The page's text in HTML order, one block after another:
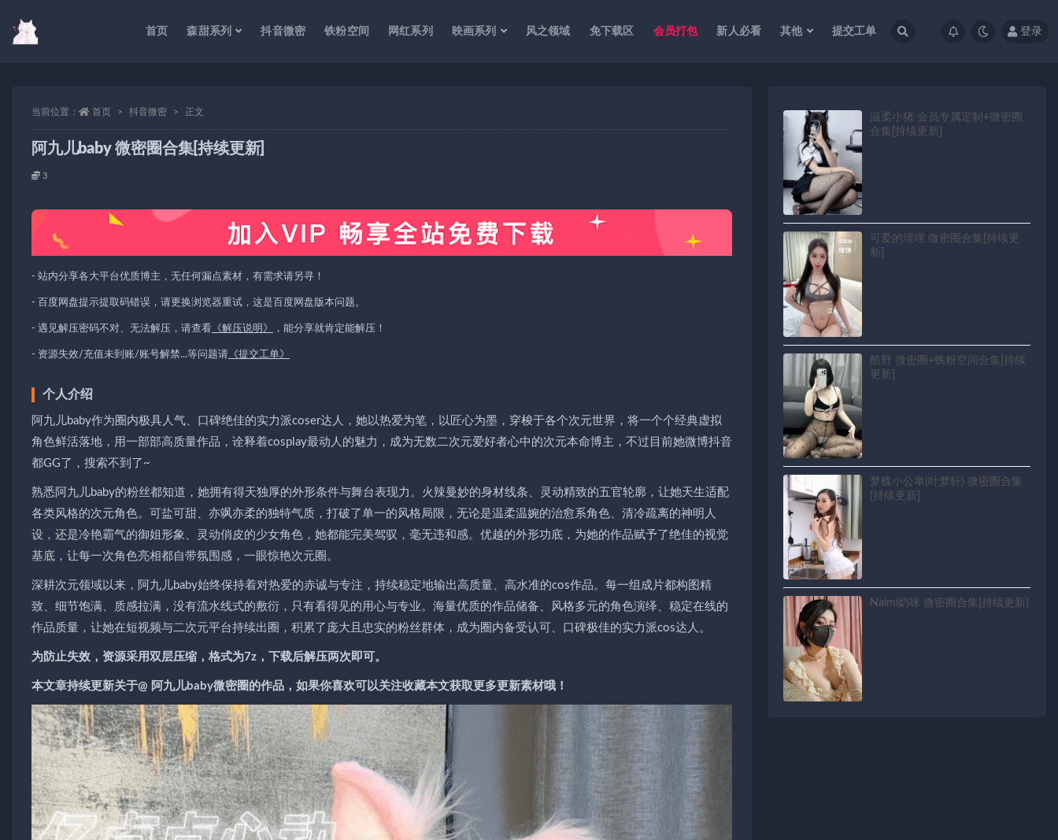
首页 森甜系列 抖音微密 铁粉空间 网红系列 映画系列 风之领域 免下载区 会员打包 新人必看 其他 提交工单 登录
当前位置： 首页 抖音微密 正文
阿九儿baby 微密圈合集[持续更新]
3
- 站内分享各大平台优质博主，无任何漏点素材，有需求请另寻！
- 百度网盘提示提取码错误，请更换浏览器重试，这是百度网盘版本问题。
- 遇见解压密码不对、无法解压，请查看 《解压说明》 ，能分享就肯定能解压！
- 资源失效/充值未到账/账号解禁...等问题请 《提交工单》
个人介绍
阿九儿baby作为圈内极具人气、口碑绝佳的实力派coser达人，她以热爱为笔，以匠心为墨，穿梭于各个次元世界，将一个个经典虚拟
角色鲜活落地，用一部部高质量作品，诠释着cosplay最动人的魅力，成为无数二次元爱好者心中的次元本命博主，不过目前她微博抖音
都GG了，搜索不到了~
熟悉阿九儿baby的粉丝都知道，她拥有得天独厚的外形条件与舞台表现力。火辣曼妙的身材线条、灵动精致的五官轮廓，让她天生适配
各类风格的次元角色。可盐可甜、亦飒亦柔的独特气质，打破了单一的风格局限，无论是温柔温婉的治愈系角色、清冷疏离的神明人
设，还是冷艳霸气的御姐形象、灵动俏皮的少女角色，她都能完美驾驭，毫无违和感。优越的外形功底，为她的作品赋予了绝佳的视觉
基底，让每一次角色亮相都自带氛围感，一眼惊艳次元圈。
深耕次元领域以来，阿九儿baby始终保持着对热爱的赤诚与专注，持续稳定地输出高质量、高水准的cos作品。每一组成片都构图精
致、细节饱满、质感拉满，没有流水线式的敷衍，只有看得见的用心与专业。海量优质的作品储备、风格多元的角色演绎、稳定在线的
作品质量，让她在短视频与二次元平台持续出圈，积累了庞大且忠实的粉丝群体，成为圈内备受认可、口碑极佳的实力派cos达人。
为防止失效，资源采用双层压缩，格式为7z，下载后解压两次即可。
本文章持续更新关于@ 阿九儿baby微密圈的作品，如果你喜欢可以关注收藏本文获取更多更新素材哦！
温柔小猪 会员专属定制+微密圈
合集[持续更新]
可爱的埋埋 微密圈合集[持续更
新]
酷野 微密圈+铁粉空间合集[持续
更新]
梦蝶小公举(叶梦轩) 微密圈合集
[持续更新]
Naimi奶咪 微密圈合集[持续更新]